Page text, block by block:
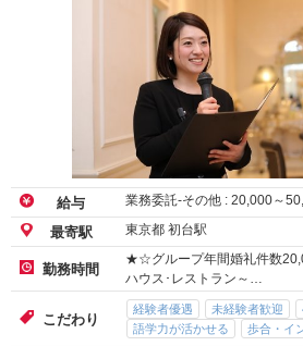
給与 業務委託-その他 : 20,000～
最寄駅 東京都 初台駅
勤務時間
★☆グループ年間婚礼件数
ハウス･レストラン～…
こだわり
経験者優遇 未経験者歓迎
語学力が活かせる
歩合・イ